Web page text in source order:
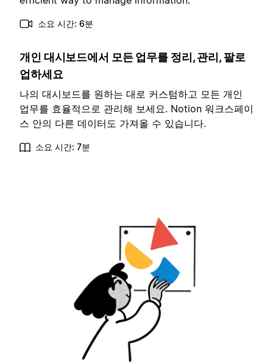
소요 시간: 6분
개인 대시보드에서 모든 업무를 정리, 관리, 팔로
업하세요
나의 대시보드를 원하는 대로 커스텀하고 모든 개인
업무를 효율적으로 관리해 보세요. Notion 워크스페이
스 안의 다른 데이터도 가져올 수 있습니다.
소요 시간: 7분